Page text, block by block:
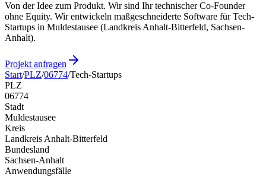
Von der Idee zum Produkt. Wir sind Ihr technischer Co-Founder
ohne Equity. Wir entwickeln maßgeschneiderte Software für Tech-
Startups in Muldestausee (Landkreis Anhalt-Bitterfeld, Sachsen-
Anhalt).
Projekt anfragen
Start/PLZ/06774/Tech-Startups
PLZ
06774
Stadt
Muldestausee
Kreis
Landkreis Anhalt-Bitterfeld
Bundesland
Sachsen-Anhalt
Anwendungsfälle